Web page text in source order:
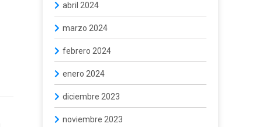
abril 2024
marzo 2024
febrero 2024
enero 2024
diciembre 2023
noviembre 2023